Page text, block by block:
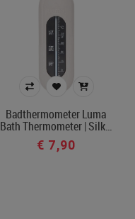
Badthermometer Luma
Bath Thermometer | Silk…
€ 7,90